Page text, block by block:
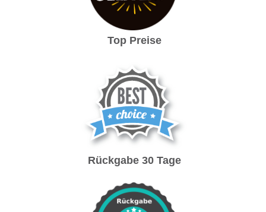
Top Preise
Rückgabe 30 Tage